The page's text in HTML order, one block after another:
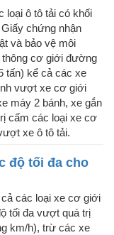
loại ô tô tải có khối
chứng nhận
và bảo vệ môi
cơ giới đường
tấn) kể cả các xe
vượt xe cơ giới
máy 2 bánh, xe gắn
cấm các loại xe cơ
xe ô tô tải.
độ tối đa cho
các loại xe cơ giới
tối đa vượt quá trị
km/h), trừ các xe